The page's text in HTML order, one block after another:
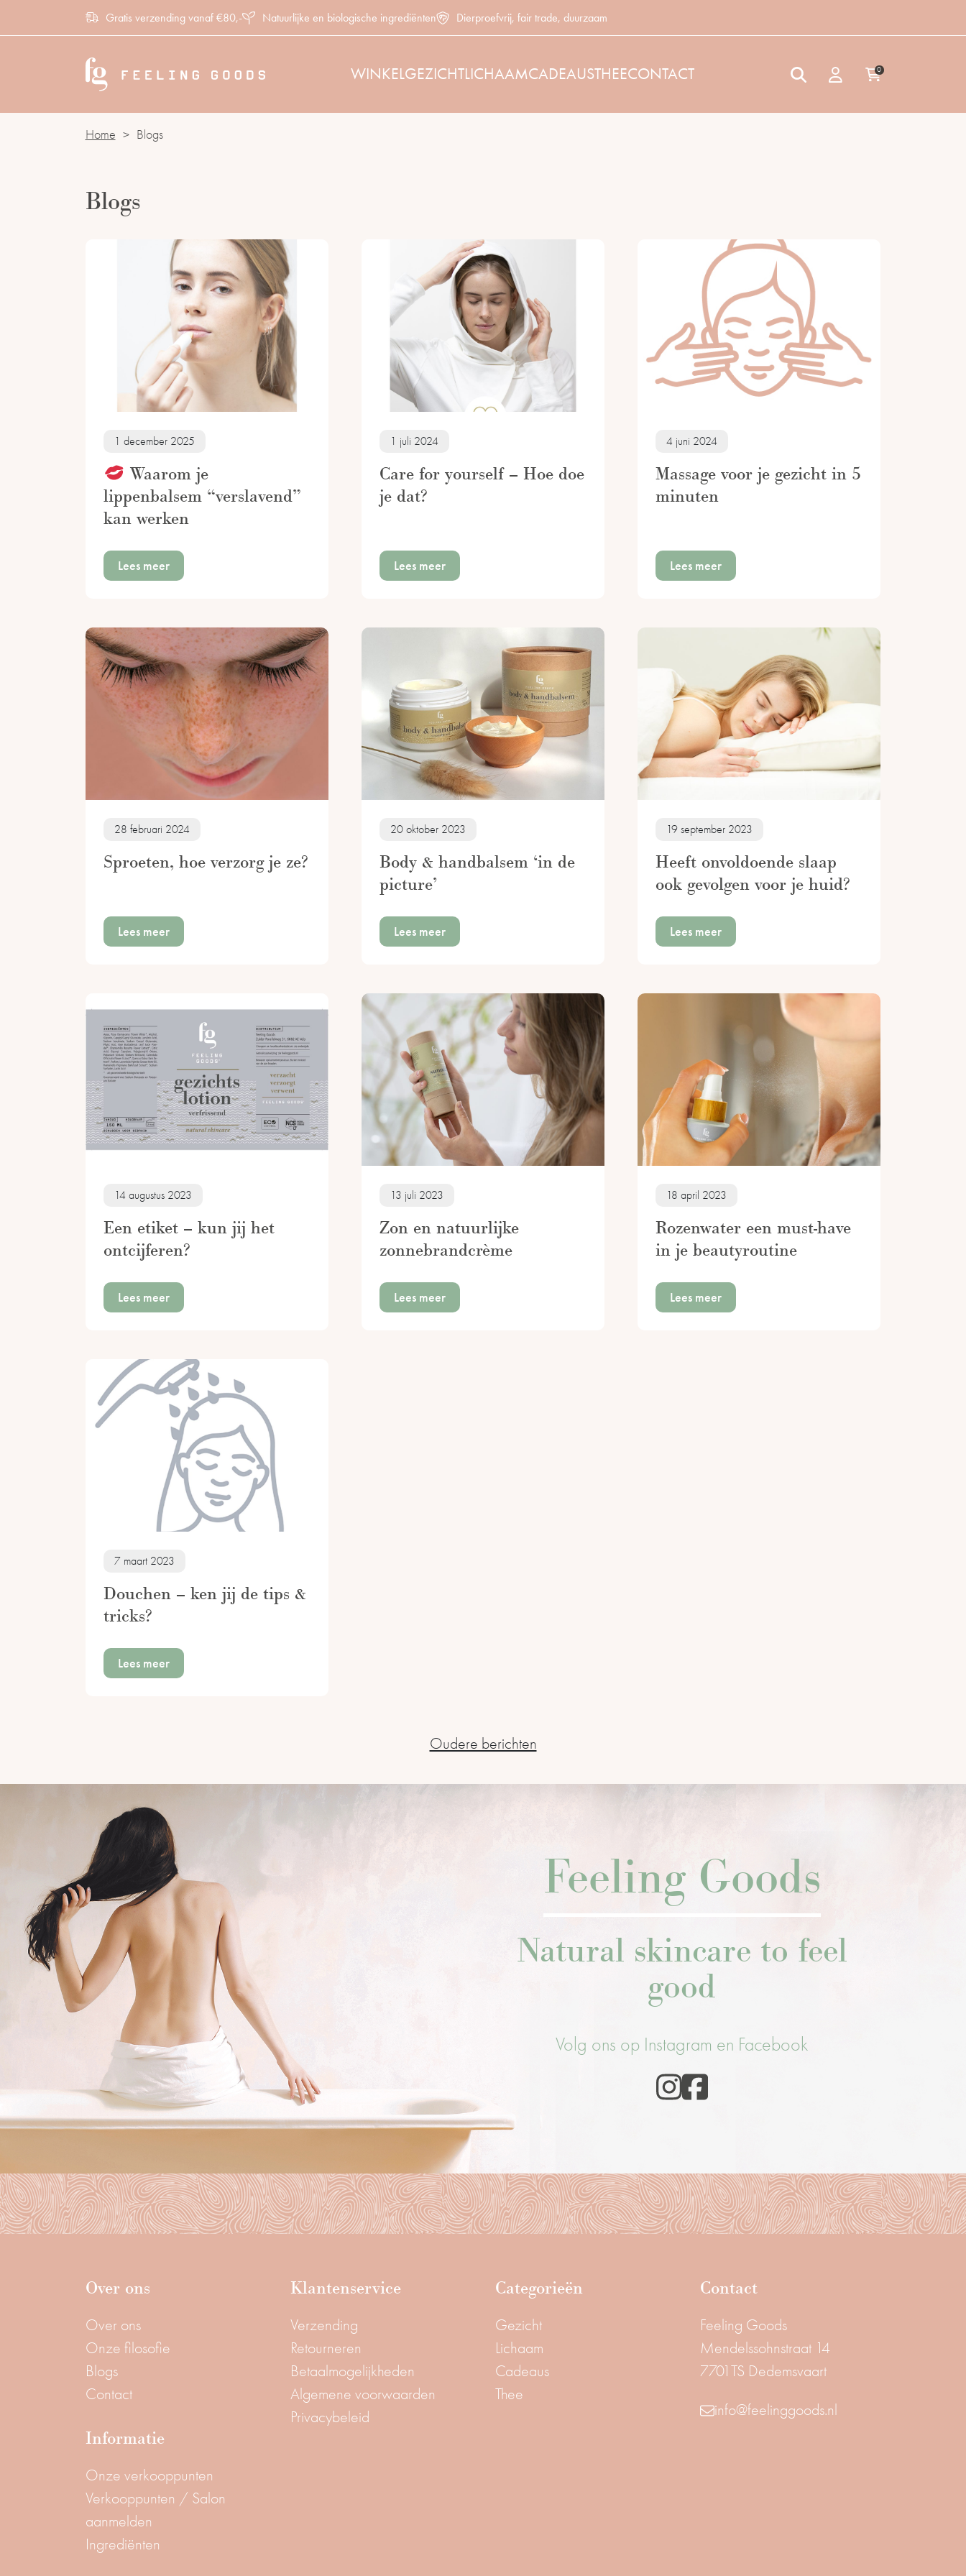
Gratis verzending vanaf €80,- Natuurlijke en biologische ingrediënten Dierproefvrij, fair trade, duurzaam
WINKELGEZICHTLICHAAMCADEAUSTHEECONTACT 0
Home > Blogs
Blogs
1 december 2025
Waarom je
lippenbalsem “verslavend”
kan werken
Lees meer
1 juli 2024
Care for yourself – Hoe doe
je dat?
Lees meer
4 juni 2024
Massage voor je gezicht in 5
minuten
Lees meer
28 februari 2024
Sproeten, hoe verzorg je ze?
Lees meer
20 oktober 2023
Body & handbalsem ‘in de
picture’
Lees meer
19 september 2023
Heeft onvoldoende slaap
ook gevolgen voor je huid?
Lees meer
14 augustus 2023
Een etiket – kun jij het
ontcijferen?
Lees meer
13 juli 2023
Zon en natuurlijke
zonnebrandcrème
Lees meer
18 april 2023
Rozenwater een must-have
in je beautyroutine
Lees meer
7 maart 2023
Douchen – ken jij de tips &
tricks?
Lees meer
Oudere berichten
Feeling Goods
Natural skincare to feel
good
Volg ons op Instagram en Facebook
Over ons
Over ons
Onze filosofie
Blogs
Contact
Informatie
Onze verkooppunten
Verkooppunten / Salon
aanmelden
Ingrediënten
Klantenservice
Verzending
Retourneren
Betaalmogelijkheden
Algemene voorwaarden
Privacybeleid
Categorieën
Gezicht
Lichaam
Cadeaus
Thee
Contact
Feeling Goods
Mendelssohnstraat 14
7701TS Dedemsvaart
info@feelinggoods.nl